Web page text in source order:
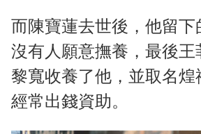
而陳寶蓮去世後，他留下
沒有人願意撫養，最後王
黎寬收養了他，並取名
經常出錢資助。